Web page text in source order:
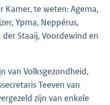
Kamer, te weten: Agema,
Ypma, Neppérus,
der Staaij, Voordewind en
van Volksgezondheid,
Teeven van
zijn van enkele